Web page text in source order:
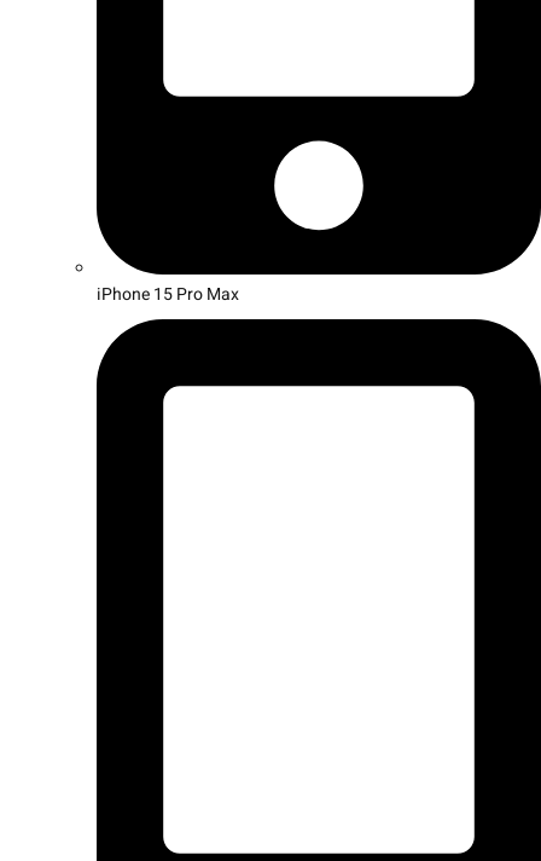
iPhone 15 Pro Max